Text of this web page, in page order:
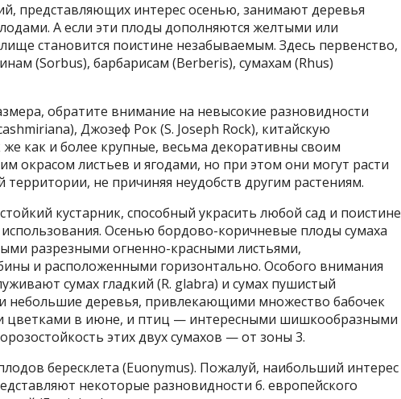
представляющих интерес осенью, занимают деревья
А если эти плоды дополняются желтыми или
становится поистине незабываемым. Здесь первенство,
(Sorbus), барбарисам (Berberis), сумахам (Rhus)
обратите внимание на невысокие разновидности
Джозеф Рок (S. Joseph Rock), китайскую
же как и более крупные, весьма декоративны своим
окрасом листьев и ягодами, но при этом они могут расти
не причиняя неудобств другим растениям.
кустарник, способный украсить любой сад и поистине
Осенью бордово-коричневые плоды сумаха
разрезными огненно-красными листьями,
и расположенными горизонтально. Особого внимания
сумах гладкий (R. glabra) и сумах пушистый
небольшие деревья, привлекающими множество бабочек
цветками в июне, и птиц — интересными шишкообразными
этих двух сумахов — от зоны 3.
бересклета (Euonymus). Пожалуй, наибольший интерес
некоторые разновидности б. европейского